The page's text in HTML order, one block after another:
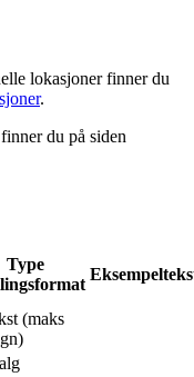
lokasjoner finner du
.
du på siden
Type
(maks